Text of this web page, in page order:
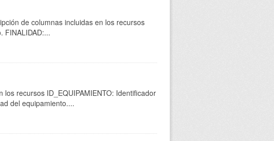
de columnas incluidas en los recursos
FINALIDAD:...
recursos ID_EQUIPAMIENTO: Identificador
del equipamiento....